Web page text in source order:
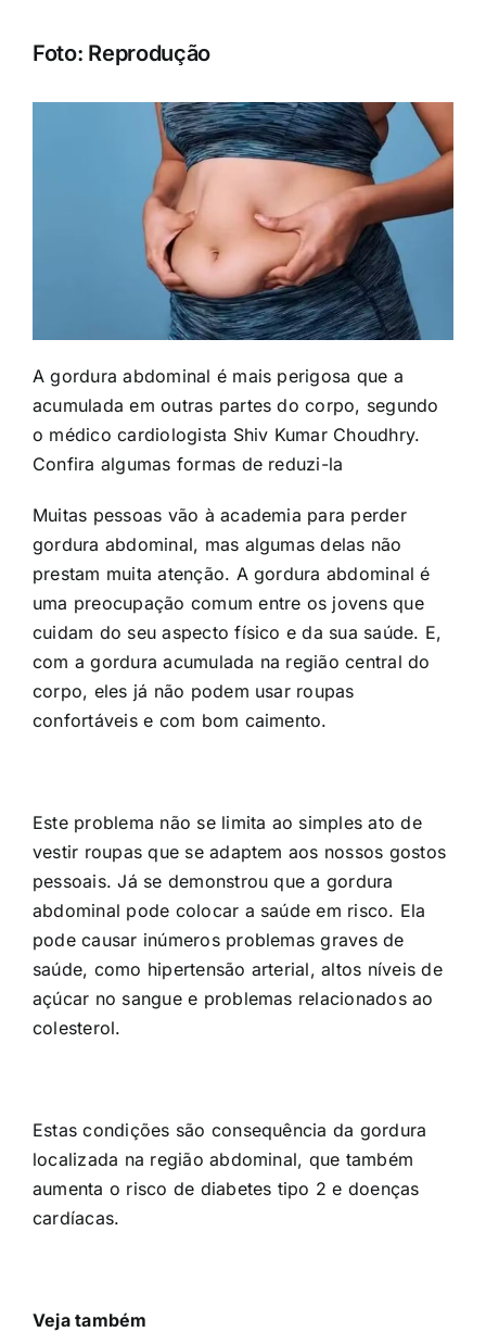
Foto: Reprodução
A gordura abdominal é mais perigosa que a
acumulada em outras partes do corpo, segundo
o médico cardiologista Shiv Kumar Choudhry.
Confira algumas formas de reduzi-la
Muitas pessoas vão à academia para perder
gordura abdominal, mas algumas delas não
prestam muita atenção. A gordura abdominal é
uma preocupação comum entre os jovens que
cuidam do seu aspecto físico e da sua saúde. E,
com a gordura acumulada na região central do
corpo, eles já não podem usar roupas
confortáveis e com bom caimento.
Este problema não se limita ao simples ato de
vestir roupas que se adaptem aos nossos gostos
pessoais. Já se demonstrou que a gordura
abdominal pode colocar a saúde em risco. Ela
pode causar inúmeros problemas graves de
saúde, como hipertensão arterial, altos níveis de
açúcar no sangue e problemas relacionados ao
colesterol.
Estas condições são consequência da gordura
localizada na região abdominal, que também
aumenta o risco de diabetes tipo 2 e doenças
cardíacas.
Veja também